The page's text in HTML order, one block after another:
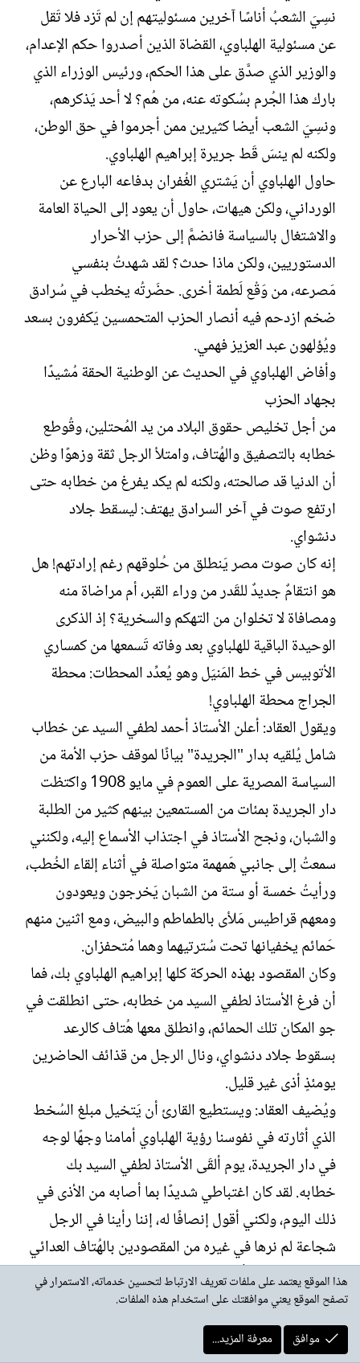
نسِيَ الشعبُ أناسًا آخرين مسئوليتهم إن لم تَزد فلا تَقل
عن مسئولية الهلباوي، القضاة الذين أصدروا حكم الإعدام،
والوزير الذي صدَّق على هذا الحكم، ورئيس الوزراء الذي
بارك هذا الجُرم بسُكوته عنه، من هُم؟ لا أحد يَذكرهم،
ونسِيَ الشعب أيضا كثيرين ممن أجرموا في حق الوطن،
ولكنه لم ينسَ قَط جريرة إبراهيم الهلباوي.
حاول الهلباوي أن يَشتري الغُفران بدفاعه البارع عن
الورداني، ولكن هيهات، حاول أن يعود إلى الحياة العامة
والاشتغال بالسياسة فانضمَّ إلى حزب الأحرار
الدستوريين، ولكن ماذا حدث؟ لقد شهدتُ بنفسي
مَصرعه، من وَقْع لَطمة أخرى. حضَرتُه يخطب في سُرادق
ضخم ازدحم فيه أنصار الحزب المتحمسين يَكفرون بسعد
ويُؤلهون عبد العزيز فهمي.
وأفاض الهلباوي في الحديث عن الوطنية الحقة مُشيدًا
بجهاد الحزب
من أجل تخليص حقوق البلاد من يد المُحتلين، وقُوطع
خطابه بالتصفيق والهُتاف، وامتلأ الرجل ثقة وزهوًا وظن
أن الدنيا قد صالحته، ولكنه لم يكد يفرغ من خطابه حتى
ارتفع صوت في آخر السرادق يهتف: ليسقط جلاد
دنشواي.
إنه كان صوت مصر يَنطلق من حُلوقهم رغم إرادتهم! هل
هو انتقامٌ جديدٌ للقَدر من وراء القبر، أم مراضاة منه
ومصافاة لا تخلوان من التهكم والسخرية؟ إذ الذكرى
الوحيدة الباقية للهلباوي بعد وفاته تَسمعها من كمساري
الأتوبيس في خط المَنيَل وهو يُعدِّد المحطات: محطة
الجراج محطة الهلباوي!
ويقول العقاد: أعلن الأستاذ أحمد لطفي السيد عن خطاب
شامل يُلقيه بدار "الجريدة" بيانًا لموقف حزب الأمة من
السياسة المصرية على العموم في مايو 1908 واكتظت
دار الجريدة بمئات من المستمعين بينهم كثير من الطلبة
والشبان، ونجح الأستاذ في اجتذاب الأسماع إليه، ولكنني
سمعتُ إلى جانبي هَمهمة متواصلة في أثناء إلقاء الخُطب،
ورأيتُ خمسة أو ستة من الشبان يَخرجون ويعودون
ومعهم قراطيس مَلأى بالطماطم والبيض، ومع اثنين منهم
حَمائم يخفيانها تحت سُترتيهما وهما مُتحفزان.
وكان المقصود بهذه الحركة كلها إبراهيم الهلباوي بك، فما
أن فرغ الأستاذ لطفي السيد من خطابه، حتى انطلقت في
جو المكان تلك الحمائم، وانطلق معها هُتاف كالرعد
بسقوط جلاد دنشواي، ونال الرجل من قذائف الحاضرين
يومئذٍ أذى غير قليل.
ويُضيف العقاد: ويستطيع القارئ أن يَتخيل مبلغ السُخط
الذي أثارته في نفوسنا رؤية الهلباوي أمامنا وجهًا لوجه
في دار الجريدة، يوم ألقَى الأستاذ لطفي السيد بك
خطابه. لقد كان اغتباطي شديدًا بما أصابه من الأذى في
ذلك اليوم، ولكني أقول إنصافًا له، إننا رأينا في الرجل
شجاعة لم نرها في غيره من المقصودين بالهُتاف العدائي
ذلك المساء، فقد أوى بعضهم إلى حُجرات الدار حتى
اطمأن إلى انصراف الجمهور الغاضب، وأبَى الهلباوي إلا أن
يَقتحم الجَمع خارجًا من الدار في إبان الهياج، ولم يحفل
بما تعرض له في طريقه من اللكم والإيذاء.
هذا الموقع يعتمد على ملفات تعريف الارتباط لتحسين خدماته، الاستمرار في
تصفح الموقع يعني موافقتك على استخدام هذه الملفات.
موافق
معرفة المزيد...